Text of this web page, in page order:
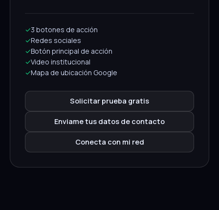
✓3 botones de acción
✓Redes sociales
✓Botón principal de acción
✓Video institucional
✓Mapa de ubicación Google
Solicitar prueba gratis
Enviame tus datos de contacto
Conecta con mi red